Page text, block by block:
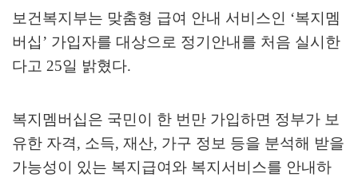
보건복지부는 맞춤형 급여 안내 서비스인 ‘복지멤
버십’ 가입자를 대상으로 정기안내를 처음 실시한
다고 25일 밝혔다.
복지멤버십은 국민이 한 번만 가입하면 정부가 보
유한 자격, 소득, 재산, 가구 정보 등을 분석해 받을
가능성이 있는 복지급여와 복지서비스를 안내하